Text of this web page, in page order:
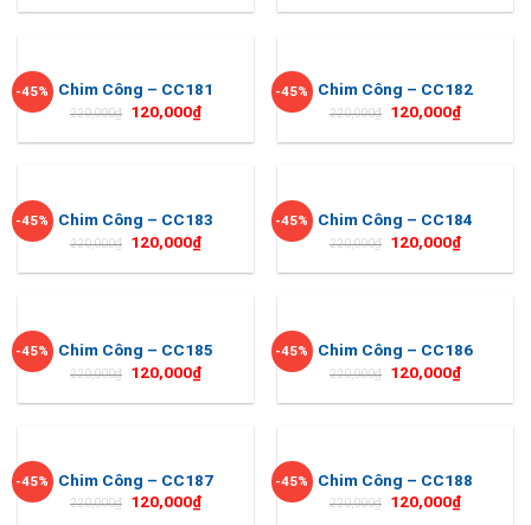
-45% Chim Công – CC181
220,000₫ 120,000₫
-45% Chim Công – CC182
220,000₫ 120,000₫
-45% Chim Công – CC183
220,000₫ 120,000₫
-45% Chim Công – CC184
220,000₫ 120,000₫
-45% Chim Công – CC185
220,000₫ 120,000₫
-45% Chim Công – CC186
220,000₫ 120,000₫
-45% Chim Công – CC187
220,000₫ 120,000₫
-45% Chim Công – CC188
220,000₫ 120,000₫